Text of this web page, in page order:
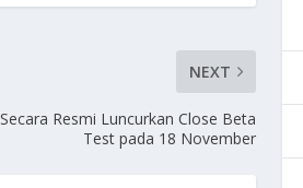
NEXT
Resmi Luncurkan Close Beta
Test pada 18 November